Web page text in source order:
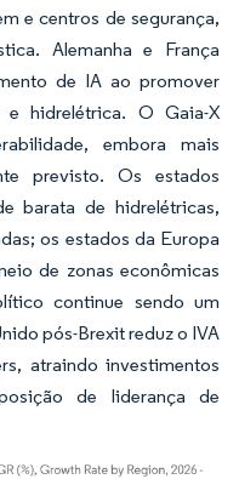
e centros de segurança,
Alemanha e França
de IA ao promover
e hidrelétrica. O Gaia-X
embora mais
previsto. Os estados
barata de hidrelétricas,
os estados da Europa
de zonas econômicas
continue sendo um
pós-Brexit reduz o IVA
atraindo investimentos
de liderança de